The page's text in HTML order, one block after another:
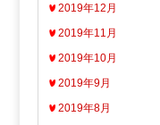
2019年12月
2019年11月
2019年10月
2019年9月
2019年8月